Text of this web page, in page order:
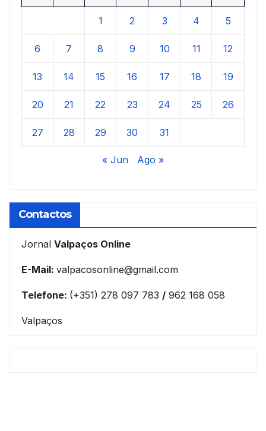
1 2 3 4 5
6 7 8 9 10 11 12
13 14 15 16 17 18 19
20 21 22 23 24 25 26
27 28 29 30 31
« Jun Ago »
Contactos
Jornal Valpaços Online
E-Mail: valpacosonline@gmail.com
Telefone: (+351) 278 097 783 / 962 168 058
Valpaços